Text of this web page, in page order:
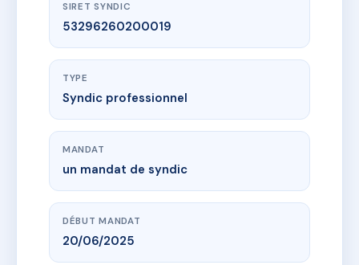
SIRET SYNDIC
53296260200019
TYPE
Syndic professionnel
MANDAT
un mandat de syndic
DÉBUT MANDAT
20/06/2025